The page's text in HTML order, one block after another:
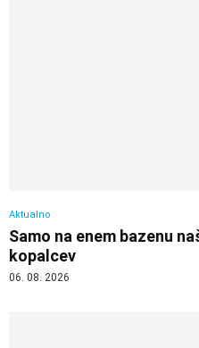
Aktualno
Samo na enem bazenu
kopalcev
06. 08. 2026